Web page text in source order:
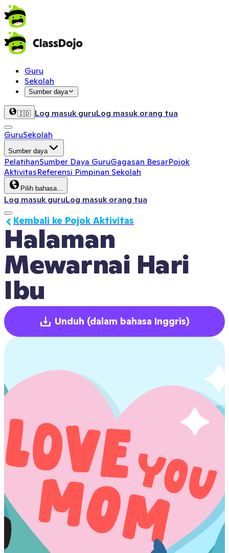
Guru
Sekolah
Sumber daya
🇮🇩 Log masuk guruLog masuk orang tua
GuruSekolah
Sumber daya
PelatihanSumber Daya GuruGagasan BesarPojok
AktivitasReferensi Pimpinan Sekolah
Pilih bahasa…
Log masuk guruLog masuk orang tua
Halaman
Mewarnai Hari
Ibu
Kembali ke Pojok Aktivitas
Unduh (dalam bahasa Inggris)